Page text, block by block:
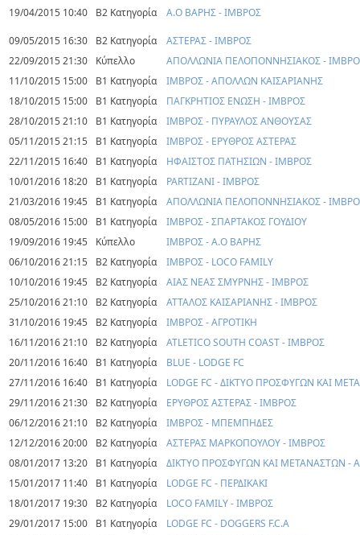
19/04/2015 10:40 Β2 Κατηγορία Α.Ο ΒΑΡΗΣ - ΙΜΒΡΟΣ
09/05/2015 16:30 Β2 Κατηγορία
ΑΣΤΕΡΑΣ - ΙΜΒΡΟΣ
22/09/2015 21:30
Κύπελλο
ΑΠΟΛΛΩΝΙΑ ΠΕΛΟΠΟΝΝΗΣΙΑΚΟΣ -
11/10/2015 15:00
Β1 Κατηγορία
ΙΜΒΡΟΣ - ΑΠΟΛΛΩΝ ΚΑΙΣΑΡΙΑΝΗΣ
18/10/2015 15:00
Β1 Κατηγορία
ΠΑΓΚΡΗΤΙΟΣ ΕΝΩΣΗ - ΙΜΒΡΟΣ
28/10/2015 21:10
Β1 Κατηγορία
ΙΜΒΡΟΣ - ΠΥΡΑΥΛΟΣ ΑΝΘΟΥΣΑΣ
05/11/2015 21:15
Β1 Κατηγορία
ΙΜΒΡΟΣ - ΕΡΥΘΡΟΣ ΑΣΤΕΡΑΣ
22/11/2015 16:40
Β1 Κατηγορία
ΗΦΑΙΣΤΟΣ ΠΑΤΗΣΙΩΝ - ΙΜΒΡΟΣ
10/01/2016 18:20
Β1 Κατηγορία
PARTIZANI - ΙΜΒΡΟΣ
21/03/2016 19:45
Β1 Κατηγορία
ΑΠΟΛΛΩΝΙΑ ΠΕΛΟΠΟΝΝΗΣΙΑΚΟΣ -
08/05/2016 15:00
Β1 Κατηγορία
ΙΜΒΡΟΣ - ΣΠΑΡΤΑΚΟΣ ΓΟΥΔΙΟΥ
19/09/2016 19:45
Κύπελλο
ΙΜΒΡΟΣ - Α.Ο ΒΑΡΗΣ
06/10/2016 21:15
Β2 Κατηγορία
ΙΜΒΡΟΣ - LOCO FAMILY
10/10/2016 19:45
Β2 Κατηγορία
ΑΙΑΣ ΝΕΑΣ ΣΜΥΡΝΗΣ - ΙΜΒΡΟΣ
25/10/2016 21:10
Β2 Κατηγορία
ΑΤΤΑΛΟΣ ΚΑΙΣΑΡΙΑΝΗΣ - ΙΜΒΡΟΣ
31/10/2016 19:45
Β2 Κατηγορία
ΙΜΒΡΟΣ - ΑΓΡΟΤΙΚΗ
16/11/2016 21:10
Β2 Κατηγορία
ATLETICO SOUTH COAST - ΙΜΒΡΟΣ
20/11/2016 16:40
Β1 Κατηγορία
BLUE - LODGE FC
27/11/2016 16:40
Β1 Κατηγορία
LODGE FC - ΔΙΚΤΥΟ ΠΡΟΣΦΥΓΩΝ ΚΑΙ
29/11/2016 21:30
Β2 Κατηγορία
ΕΡΥΘΡΟΣ ΑΣΤΕΡΑΣ - ΙΜΒΡΟΣ
06/12/2016 21:10
Β2 Κατηγορία
ΙΜΒΡΟΣ - ΜΠΕΜΠΗΔΕΣ
12/12/2016 20:00
Β2 Κατηγορία
ΑΣΤΕΡΑΣ ΜΑΡΚΟΠΟΥΛΟΥ - ΙΜΒΡΟΣ
08/01/2017 13:20
Β1 Κατηγορία
ΔΙΚΤΥΟ ΠΡΟΣΦΥΓΩΝ ΚΑΙ ΜΕΤΑΝΑΣΤΩΝ -
15/01/2017 11:40
Β1 Κατηγορία
LODGE FC - ΠΕΡΔΙΚΑΚΙ
18/01/2017 19:30
Β2 Κατηγορία
LOCO FAMILY - ΙΜΒΡΟΣ
29/01/2017 15:00
Β1 Κατηγορία
LODGE FC - DOGGERS F.C.A